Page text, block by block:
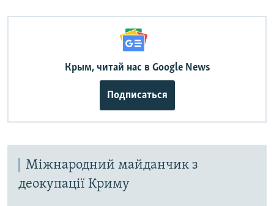
Крым, читай нас в Google News
Подписаться
Міжнародний майданчик з
деокупації Криму